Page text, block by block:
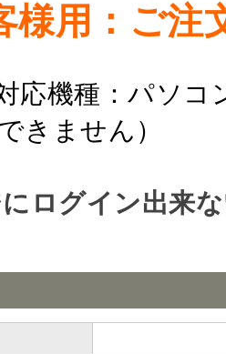
様用：ご注
応機種：パソ
きません）
ログイン出来